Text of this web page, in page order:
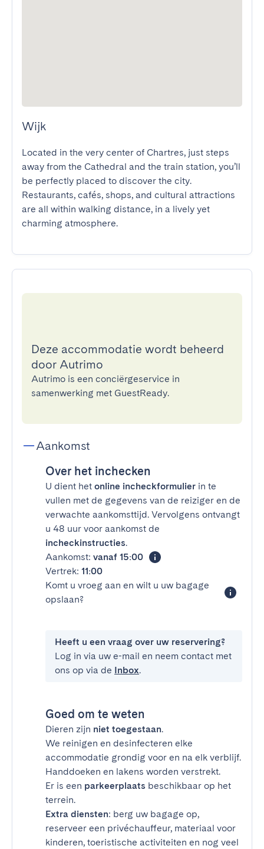
Wijk
Located in the very center of Chartres, just steps
away from the Cathedral and the train station, you’ll
be perfectly placed to discover the city.
Restaurants, cafés, shops, and cultural attractions
are all within walking distance, in a lively yet
charming atmosphere.
Deze accommodatie wordt beheerd
door Autrimo
Autrimo is een conciërgeservice in
samenwerking met GuestReady.
Aankomst
Over het inchecken
U dient het online incheckformulier in te
vullen met de gegevens van de reiziger en de
verwachte aankomsttijd. Vervolgens ontvangt
u 48 uur voor aankomst de
incheckinstructies.
Aankomst: vanaf 15:00
Vertrek: 11:00
Komt u vroeg aan en wilt u uw bagage
opslaan?
Heeft u een vraag over uw reservering?
Log in via uw e-mail en neem contact met
ons op via de Inbox.
Goed om te weten
Dieren zijn niet toegestaan.
We reinigen en desinfecteren elke
accommodatie grondig voor en na elk verblijf.
Handdoeken en lakens worden verstrekt.
Er is een parkeerplaats beschikbaar op het
terrein.
Extra diensten: berg uw bagage op,
reserveer een privéchauffeur, materiaal voor
kinderen, toeristische activiteiten en nog veel